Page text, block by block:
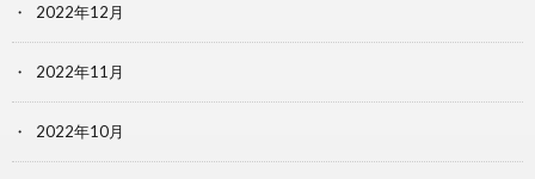
2022年12月
2022年11月
2022年10月